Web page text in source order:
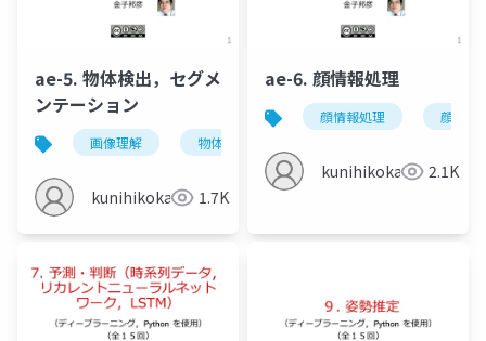
ae-5. 物体検出，セグメ
ンテーション
画像理解 物体検出
kunihikokaneko1.7K
ae-6. 顔情報処理
顔情報処理 顔情報
kunihikokaneko2.1K